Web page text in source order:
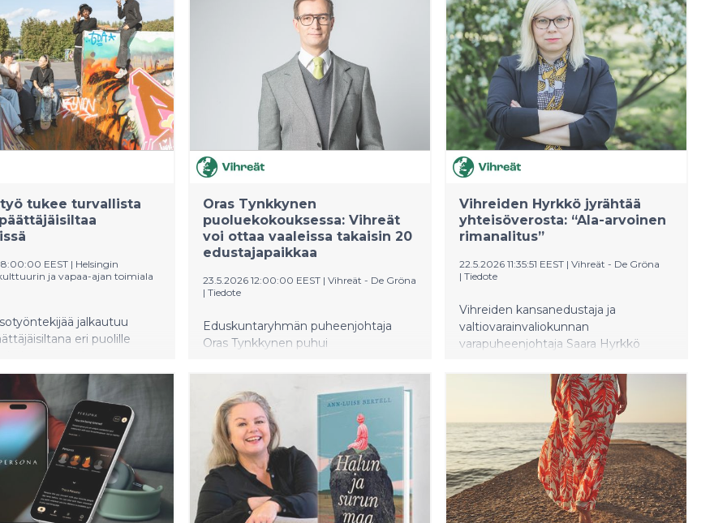
pitävät katsojat
tärkeimmissä aiheissa, ja
on luvassa elämyksiä
kentiltä ja maailman
areenoilta.
kävijöiltä kerätty palaute osoittavat,
että huvipuistokokemus oli
onnistunut heti kauden alusta lähtien.
kertaa järjestetyssä Kulttuuripolitiikan
tila -tapahtumassa, joka tavoitti yli
600 osallistujaa.
tukee turvallista
EEST | Helsingin
ja vapaa-ajan toimiala
jalkautuu
eri puolille
poliisi ja ensihoito ovat
iltaa.
voi juhlistaa kesäloman
kavereiden kanssa.
Oras Tynkkynen
puoluekokouksessa: Vihreät
voi ottaa vaaleissa takaisin 20
edustajapaikkaa
23.5.2026 12:00:00 EEST | Vihreät - De Gröna
| Tiedote
Eduskuntaryhmän puheenjohtaja
Oras Tynkkynen puhui
aikoina ja vihreiden roolista
yhteiskunnan muuttamisessa.
Tamperelainen Tynkkynen myös
myöntyi antamaan tunnustuksen
kokouspaikkana toimivalle Turulle.
Vihreiden Hyrkkö jyrähtää
yhteisöverosta: “Ala-arvoinen
rimanalitus”
22.5.2026 11:35:51 EEST | Vihreät - De Gröna
| Tiedote
Vihreiden kansanedustaja ja
valtiovarainvaliokunnan
varapuheenjohtaja Saara Hyrkkö
julkaistua yhteisöveron alennukseen
liittyvää lakiluonnosta. Hän kuvaa
koko päätöstä ala-arvoiseksi ja vaatii
hallitusta vetämään esityksen
takaisin.